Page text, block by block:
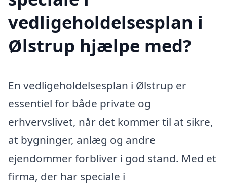
vedligeholdelsesplan i
Ølstrup hjælpe med?
En vedligeholdelsesplan i Ølstrup er
essentiel for både private og
erhvervslivet, når det kommer til at sikre,
at bygninger, anlæg og andre
ejendommer forbliver i god stand. Med et
firma, der har speciale i